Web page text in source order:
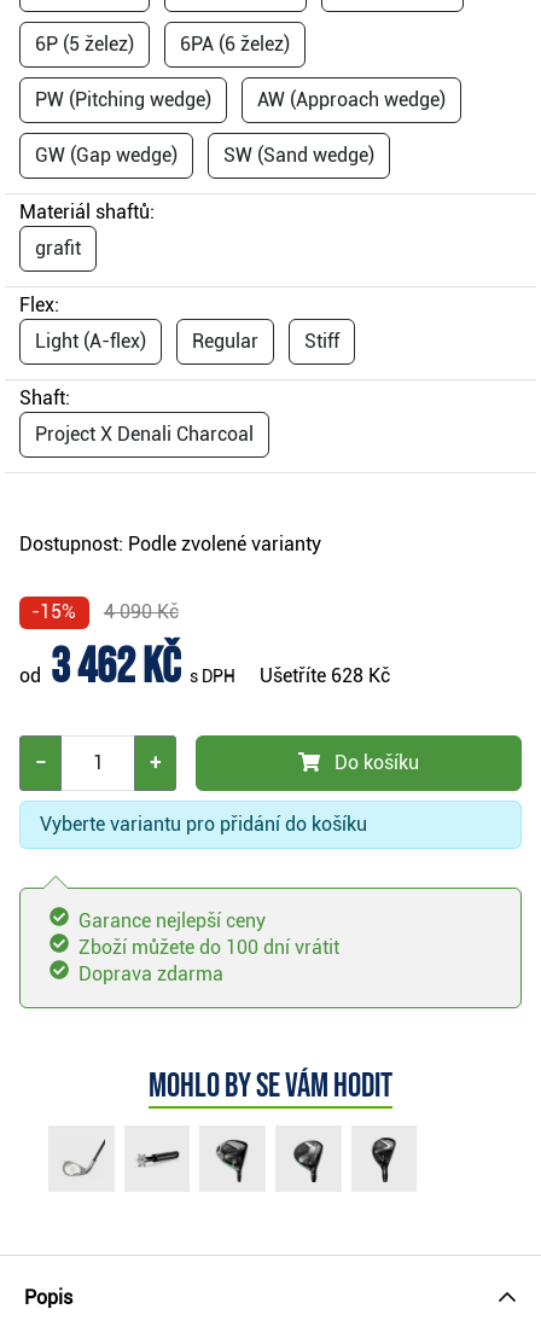
6P (5 želez) 6PA (6 želez)
PW (Pitching wedge) AW (Approach wedge)
GW (Gap wedge) SW (Sand wedge)
Materiál shaftů:
grafit
Flex:
Light (A-flex)
Regular Stiff
Shaft:
Project X Denali Charcoal
Dostupnost: Podle zvolené varianty
-15% 4 090 Kč
od 3 462 Kč s DPH Ušetříte 628 Kč
− + Do košíku
Vyberte variantu pro přidání do košíku
Garance nejlepší ceny
Zboží můžete do 100 dní vrátit
Doprava zdarma
Mohlo by se vám hodit
Popis